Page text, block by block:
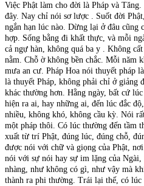
Việc Phật làm cho đời là Pháp và
đây. Nay chỉ nói sơ lược . Suốt đời
ngắn hạn lúc nào. Dừng lại ở đâu
hợp. Sống bằng đi khất thực, và mỗi
cả ngự hàn, không quá ba y . Không
nằm. Chỗ ờ không bền chắc. Mỗi năm
mưa an cư. Pháp Hoa nói thuyết pháp
là thuyết Pháp, không phải chỉ ở giảng
khác thường hơn. Hằng ngày, bất cứ
hiện ra ai, hay những ai, đến lúc đắc
nhiều, không khó, không cầu kỳ. Nói
một pháp thôi. Có lúc thường đến tầm
xuất từ trí Phật, đúng lúc, đúng chỗ,
được nói với chữ và giọng của Phật,
nói với sự nói hay sự im lặng của Ngài,
nhàng, như không có gì, như vậy mà
thành ra phi thường. Trái lại thế, có